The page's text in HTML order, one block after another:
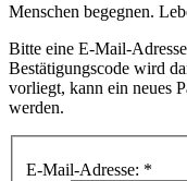
Menschen begegnen.
Bitte eine E-Mail-
Bestätigungscode wird
vorliegt, kann ein neues
werden.
E-Mail-Adresse: *